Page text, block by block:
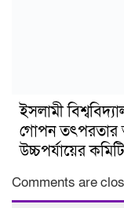
ইসলামী
গোপন তৎপরতার
উচ্চপর্যায়ের কমিটি
Comments are